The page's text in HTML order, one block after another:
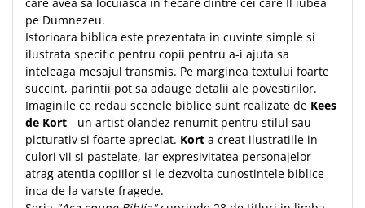
Poezii
Reviste
Sanatate
Teologie
A doua venire
Apologetica
Dogmatica
Istoria Bisericii
Tablouri canvas
Termos
pe Dumnezeu.
Istorioara biblica este prezentata in cuvinte simple si
ilustrata specific pentru copii pentru a-i ajuta sa
inteleaga mesajul transmis. Pe marginea textului foarte
succint, parintii pot sa adauge detalii ale povestirilor.
Imaginile ce redau scenele biblice sunt realizate de Kees
de Kort - un artist olandez renumit pentru stilul sau
picturativ si foarte apreciat. Kort a creat ilustratiile in
culori vii si pastelate, iar expresivitatea personajelor
atrag atentia copiilor si le dezvolta cunostintele biblice
inca de la varste fragede.